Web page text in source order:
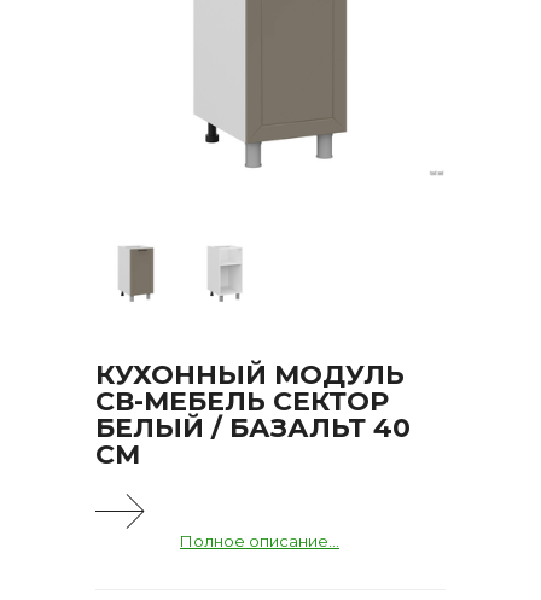
КУХОННЫЙ МОДУЛЬ
СВ-МЕБЕЛЬ СЕКТОР
БЕЛЫЙ / БАЗАЛЬТ 40
СМ
Полное описание...